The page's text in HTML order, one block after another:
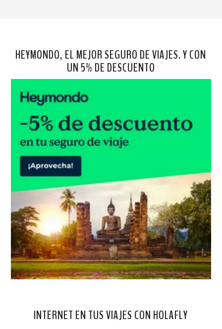
HEYMONDO, EL MEJOR SEGURO DE VIAJES. Y CON
UN 5% DE DESCUENTO
INTERNET EN TUS VIAJES CON HOLAFLY